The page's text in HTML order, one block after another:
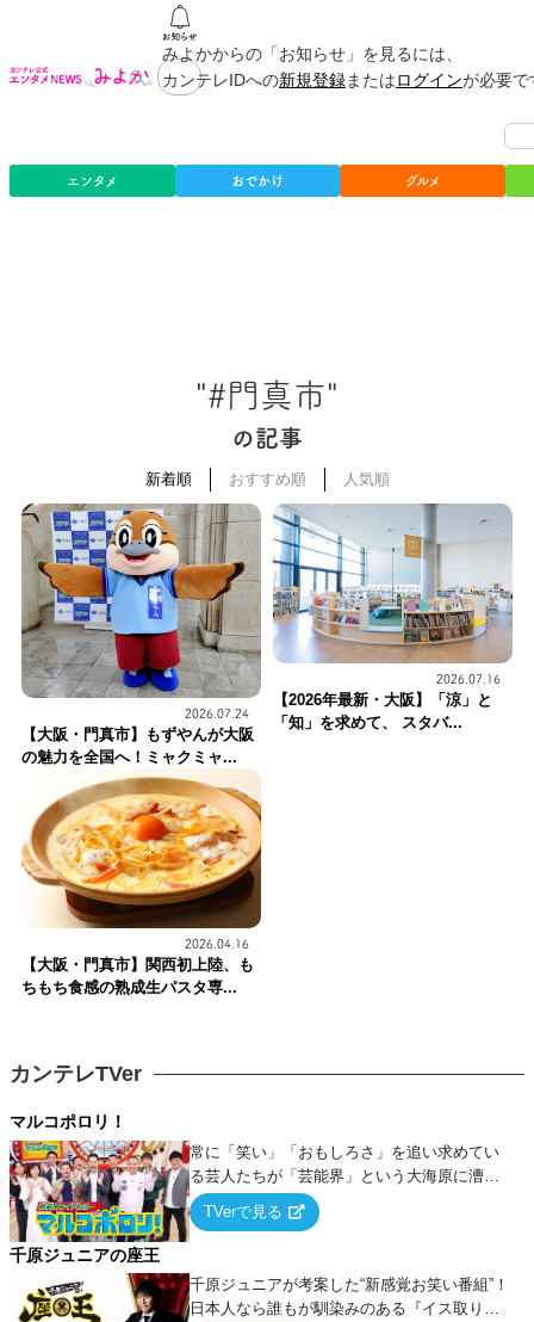
みよかからの「お知らせ」を見るには、
カンテレIDへの新規登録またはログインが必要
エンタメ おでかけ グルメ
"#門真市"
の記事
新着順 おすすめ順 人気順
2026.07.24
【大阪・門真市】もずやんが大阪
の魅力を全国へ！ミャクミャ...
2026.07.16
【2026年最新・大阪】「涼」と
「知」を求めて、 スタバ...
2026.04.16
【大阪・門真市】関西初上陸、も
ちもち食感の熟成生パスタ専...
カンテレTVer
マルコポロリ！
常に「笑い」「おもしろさ」を追い求めてい
る芸人たちが「芸能界」という大海原に漕ぎ
出でて、新たなオモシロ人間を発掘する！
TVerで見る
千原ジュニアの座王
千原ジュニアが考案した“新感覚お笑い番組”！
日本人なら誰もが馴染みのある『イス取りゲ